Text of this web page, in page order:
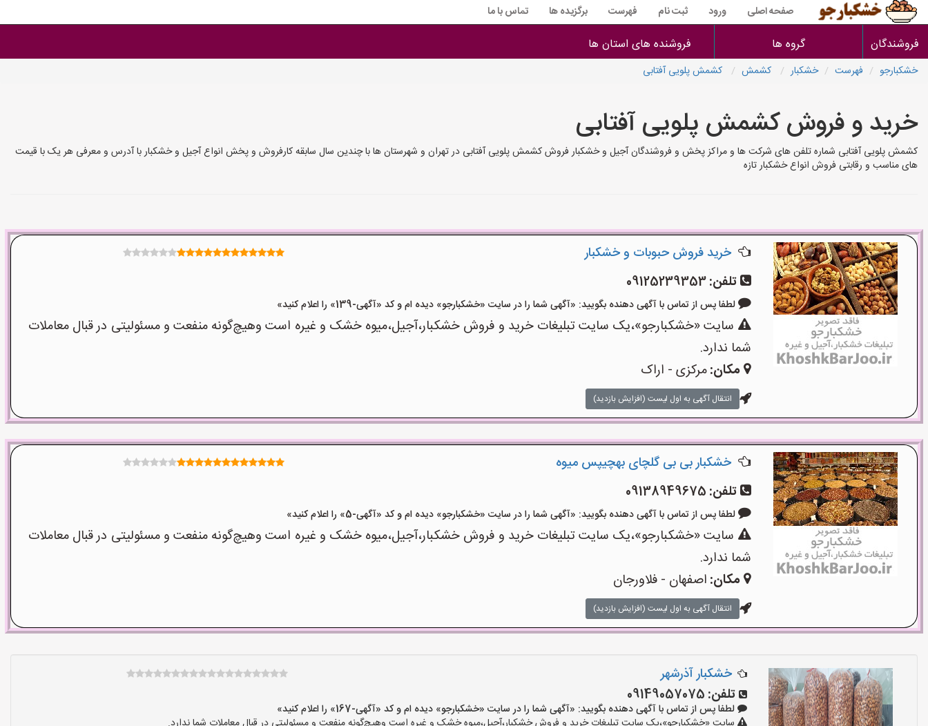
صفحه اصلی ورود ثبت نام فهرست برگزیده ها تماس با ما
فروشندگان گروه ها فروشنده های استان ها
خشکبارجو فهرست خشکبار کشمش کشمش پلویی آفتابی
خرید و فروش کشمش پلویی آفتابی
کشمش پلویی آفتابی شماره تلفن های شرکت ها و مراکز پخش و فروشندگان آجیل و خشکبار فروش کشمش پلویی آفتابی در تهران و شهرستان ها با چندین سال سابقه کارفروش و پخش انواع آجیل و خشکبار با آدرس و معرفی هر یک با قیمت
های مناسب و رقابتی فروش انواع خشکبار تازه
خرید فروش حبوبات و خشکبار
تلفن:09125239353
لطفا پس از تماس با آگهی دهنده بگویید: «آگهی شما را در سایت «خشکبارجو» دیده ام و کد «آگهی-139» را اعلام کنید»
سایت «خشکبارجو»،یک سایت تبلیغات خرید و فروش خشکبار،آجیل،میوه خشک و غیره است وهیچ‌گونه منفعت و مسئولیتی در قبال معاملات
شما ندارد.
مکان:مرکزی - اراک
انتقال آگهی به اول لیست (افزایش بازدید)
خشکبار بی بی گلچای بهچیپس میوه
تلفن: 09138949675
لطفا پس از تماس با آگهی دهنده بگویید: «آگهی شما را در سایت «خشکبارجو» دیده ام و کد «آگهی-5» را اعلام کنید»
سایت «خشکبارجو»،یک سایت تبلیغات خرید و فروش خشکبار،آجیل،میوه خشک و غیره است وهیچ‌گونه منفعت و مسئولیتی در قبال معاملات
شما ندارد.
مکان: اصفهان - فلاورجان
انتقال آگهی به اول لیست (افزایش بازدید)
خشکبار آذرشهر
تلفن: 09149057075
لطفا پس از تماس با آگهی دهنده بگویید: «آگهی شما را در سایت «خشکبارجو» دیده ام و کد «آگهی-167» را اعلام کنید»